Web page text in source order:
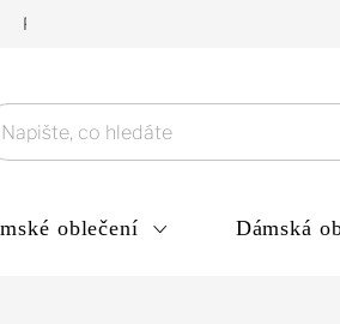
Podmínky ochrany osobních údajů
oblečení Dámská